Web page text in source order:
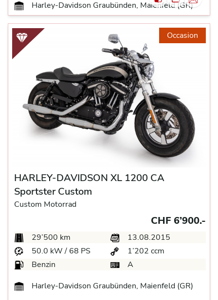
Harley-Davidson Graubünden, Maienfeld (GR)
Occasion
HARLEY-DAVIDSON XL 1200 CA
Sportster Custom
Custom Motorrad
CHF 6’900.-
29’500 km
13.08.2015
50.0 kW / 68 PS
1’202 ccm
Benzin
A
Harley-Davidson Graubünden, Maienfeld (GR)